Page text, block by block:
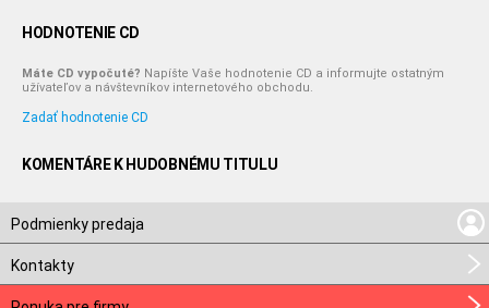
HODNOTENIE CD
Máte CD vypočuté? Napíšte Vaše hodnotenie CD a informujte ostatným
užívateľov a návštevníkov internetového obchodu.
Zadať hodnotenie CD
KOMENTÁRE K HUDOBNÉMU TITULU
Podmienky predaja
Kontakty